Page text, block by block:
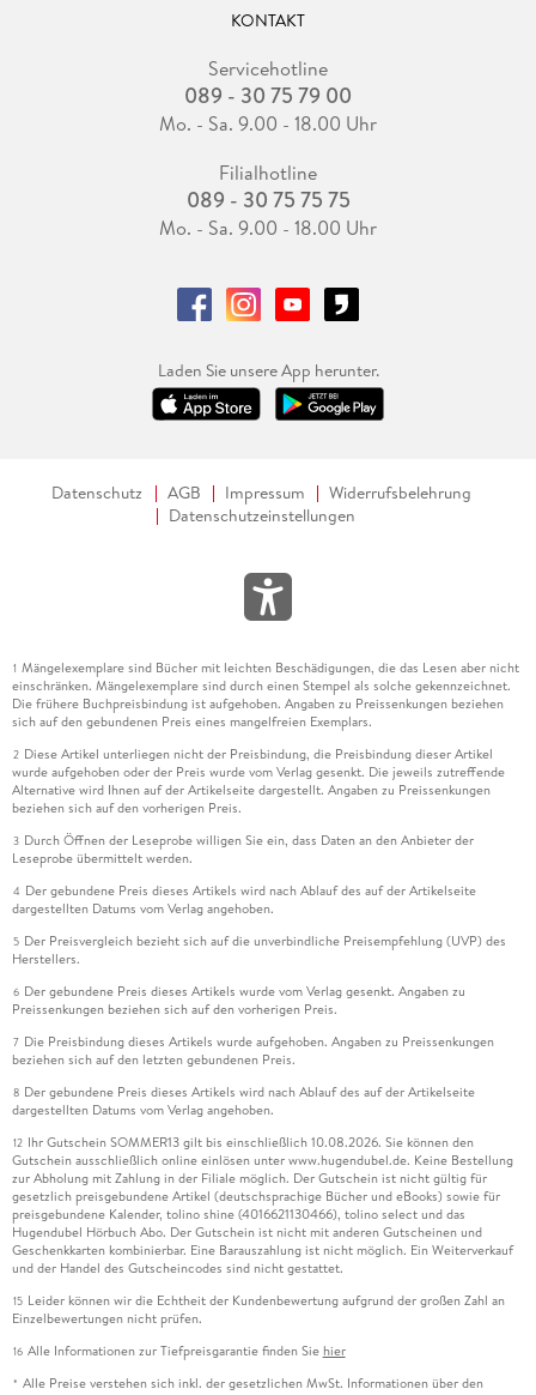
KONTAKT
Servicehotline
089 - 30 75 79 00
Mo. - Sa. 9.00 - 18.00 Uhr
Filialhotline
089 - 30 75 75 75
Mo. - Sa. 9.00 - 18.00 Uhr
Laden Sie unsere App herunter.
Datenschutz AGB Impressum
Widerrufsbelehrung
Datenschutzeinstellungen
1 Mängelexemplare sind Bücher mit leichten Beschädigungen, die das Lesen aber nicht
einschränken. Mängelexemplare sind durch einen Stempel als solche gekennzeichnet.
Die frühere Buchpreisbindung ist aufgehoben. Angaben zu Preissenkungen beziehen
sich auf den gebundenen Preis eines mangelfreien Exemplars.
2 Diese Artikel unterliegen nicht der Preisbindung, die Preisbindung dieser Artikel
wurde aufgehoben oder der Preis wurde vom Verlag gesenkt. Die jeweils zutreffende
Alternative wird Ihnen auf der Artikelseite dargestellt. Angaben zu Preissenkungen
beziehen sich auf den vorherigen Preis.
3 Durch Öffnen der Leseprobe willigen Sie ein, dass Daten an den Anbieter der
Leseprobe übermittelt werden.
4 Der gebundene Preis dieses Artikels wird nach Ablauf des auf der Artikelseite
dargestellten Datums vom Verlag angehoben.
5 Der Preisvergleich bezieht sich auf die unverbindliche Preisempfehlung (UVP) des
Herstellers.
6 Der gebundene Preis dieses Artikels wurde vom Verlag gesenkt. Angaben zu
Preissenkungen beziehen sich auf den vorherigen Preis.
7 Die Preisbindung dieses Artikels wurde aufgehoben. Angaben zu Preissenkungen
beziehen sich auf den letzten gebundenen Preis.
8 Der gebundene Preis dieses Artikels wird nach Ablauf des auf der Artikelseite
dargestellten Datums vom Verlag angehoben.
12 Ihr Gutschein SOMMER13 gilt bis einschließlich 10.08.2026. Sie können den
Gutschein ausschließlich online einlösen unter www.hugendubel.de. Keine Bestellung
zur Abholung mit Zahlung in der Filiale möglich. Der Gutschein ist nicht gültig für
gesetzlich preisgebundene Artikel (deutschsprachige Bücher und eBooks) sowie für
preisgebundene Kalender, tolino shine (4016621130466), tolino select und das
Hugendubel Hörbuch Abo. Der Gutschein ist nicht mit anderen Gutscheinen und
Geschenkkarten kombinierbar. Eine Barauszahlung ist nicht möglich. Ein Weiterverkauf
und der Handel des Gutscheincodes sind nicht gestattet.
15 Leider können wir die Echtheit der Kundenbewertung aufgrund der großen Zahl an
Einzelbewertungen nicht prüfen.
16 Alle Informationen zur Tiefpreisgarantie finden Sie hier
* Alle Preise verstehen sich inkl. der gesetzlichen MwSt. Informationen über den